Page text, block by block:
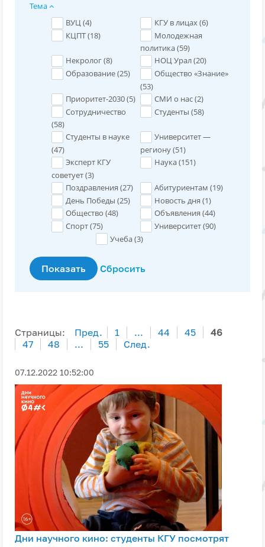
Тема
ВУЦ (4) КГУ в лицах (6)
КЦПТ (18)
Молодежная
политика (59)
Некролог (8) НОЦ Урал (20)
Образование (25)
Общество «Знание»
(53)
Приоритет-2030 (5) СМИ о нас (2)
Сотрудничество
(58)
Студенты (58)
Студенты в науке
(47)
Университет —
региону (51)
Эксперт КГУ
советует (3)
Наука (151)
Поздравления (27) Абитуриентам (19)
День Победы (25) Новость дня (1)
Общество (48) Объявления (44)
Спорт (75) Университет (90)
Учеба (3)
Страницы: Пред. 1 ... 44 45
46
47
48 ... 55 След.
07.12.2022 10:52:00
Дни научного кино: студенты КГУ посмотрят